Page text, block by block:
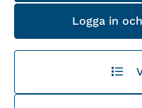
Logga in